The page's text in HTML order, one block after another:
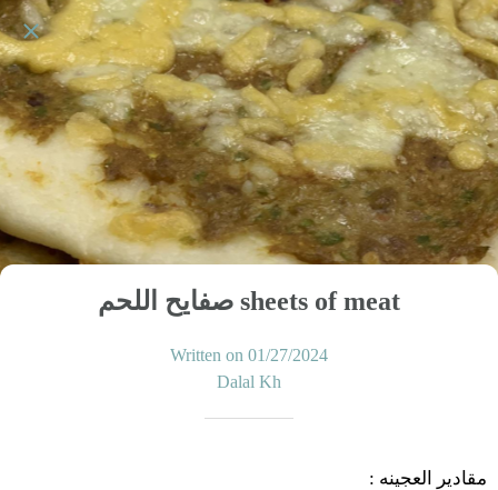
صفايح اللحم sheets of meat
Written on 01/27/2024
Dalal Kh
مقادير العجينه :